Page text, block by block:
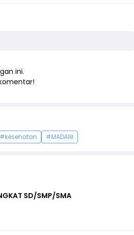
ini.
#kesehatan #MADANI
SD/SMP/SMA